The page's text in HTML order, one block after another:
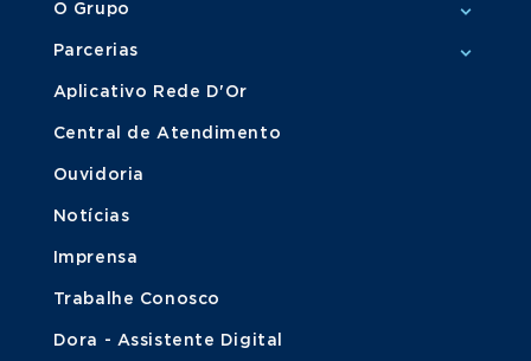
O Grupo
Parcerias
Aplicativo Rede D'Or
Central de Atendimento
Ouvidoria
Notícias
Imprensa
Trabalhe Conosco
Dora - Assistente Digital